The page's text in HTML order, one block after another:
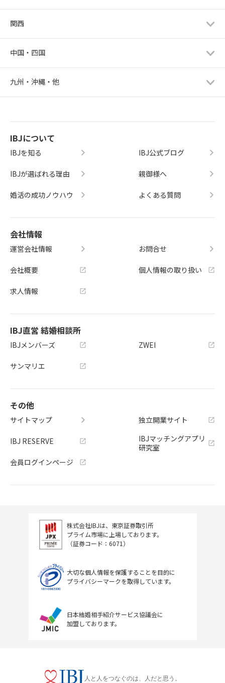
関西
中国・四国
九州・沖縄・他
IBJについて
IBJを知る
IBJが選ばれる理由
婚活の成功ノウハウ
IBJ公式ブログ
親御様へ
よくある質問
会社情報
運営会社情報
会社概要
求人情報
お問合せ
個人情報の取り扱い
IBJ直営 結婚相談所
IBJメンバーズ
サンマリエ
ZWEI
その他
サイトマップ
IBJ RESERVE
会員ログインページ
独立開業サイト
IBJマッチングアプリ
研究室
株式会社IBJは、東京証券取引所
プライム市場に上場しております。
（証券コード：6071）
大切な個人情報を保護することを目的に
プライバシーマークを取得しています。
日本結婚相手紹介サービス協議会に
加盟しております。
人と人をつなぐのは、人だと思う。